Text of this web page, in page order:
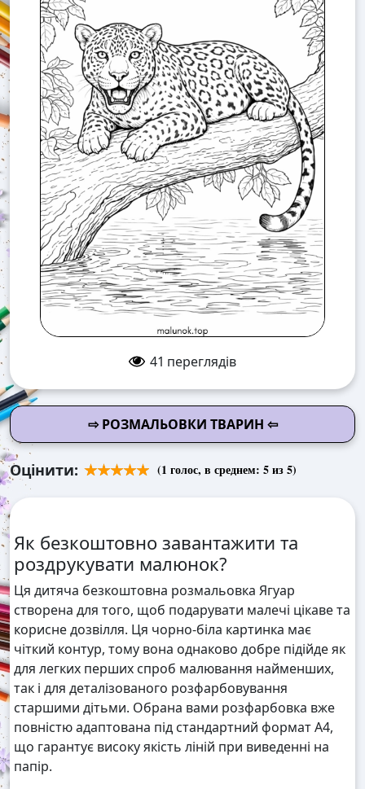
41 переглядів
⇨ РОЗМАЛЬОВКИ ТВАРИН ⇦
Оцінити: (1 голос, в среднем: 5из 5)
Як безкоштовно завантажити та
роздрукувати малюнок?
Ця дитяча безкоштовна розмальовка Ягуар
створена для того, щоб подарувати малечі цікаве та
корисне дозвілля. Ця чорно-біла картинка має
чіткий контур, тому вона однаково добре підійде як
для легких перших спроб малювання найменших,
так і для деталізованого розфарбовування
старшими дітьми. Обрана вами розфарбовка вже
повністю адаптована під стандартний формат А4,
що гарантує високу якість ліній при виведенні на
папір.